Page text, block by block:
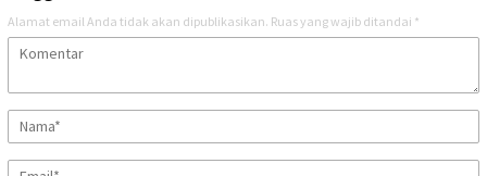
Alamat email Anda tidak akan dipublikasikan. Ruas yang wajib ditandai *